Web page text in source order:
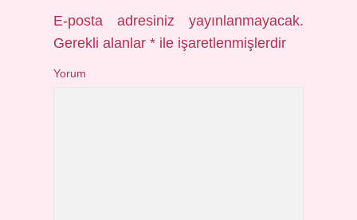
E-posta adresiniz yayınlanmayacak.
Gerekli alanlar* ile işaretlenmişlerdir
Yorum